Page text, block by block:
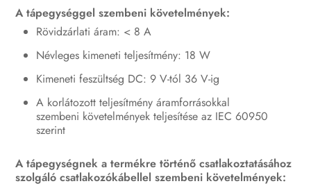
A tápegységgel szembeni követelmények:
Rövidzárlati áram: < 8 A
Névleges kimeneti teljesítmény: 18 W
Kimeneti feszültség DC: 9 V-tól 36 V-ig
A korlátozott teljesítmény áramforrásokkal
szembeni követelmények teljesítése az IEC 60950
szerint
A tápegységnek a termékre történő csatlakoztatásához
szolgáló csatlakozókábellel szembeni követelmények: